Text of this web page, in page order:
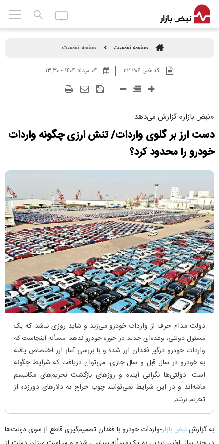
صفحه نخست صفحه نخست
کد خبر: ۲۲۱۲۰۶
«نبض بازار» گزارش می‌دهد:
دست ارز بر گلوی واردات/ تنش ارزی چگونه واردات
خودرو را محدود کرد؟
دولت مدام حرف از واردات خودرو می‌زند و شاید روزی نباشد که یک
مسئول دولتی، وعده‌ای جدید در حوزه خودرو ندهد. مسأله اینجاست که
واردات خودرو درگیر فقدان ارز شده و با بررسی آمار ارز اختصاص یافته
به خودرو در سال قبل و سال جاری، می‌توان دریافت که شرایط چگونه
است. دولتی‌ها نگرانی آینده و روز‌های بازگشت تحریم‌های مکانیسم
ماشه‌اند و در این شرایط نمی‌توانند چوب حراج به دلار‌های دور‌زده از
تحریم بزنند.
به گزارشنبض بازار-واردات خودرو با فقدان تصمیم‌گیری قاطع از سوی دولت‌ها